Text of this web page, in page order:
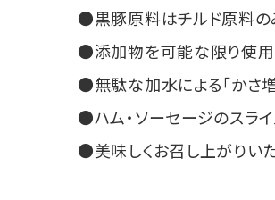
黒豚原料はチルド原料の
添加物を可能な限り使用
無駄な加水による「かさ
ハム・ソーセージのスラ
美味しくお召し上がりい